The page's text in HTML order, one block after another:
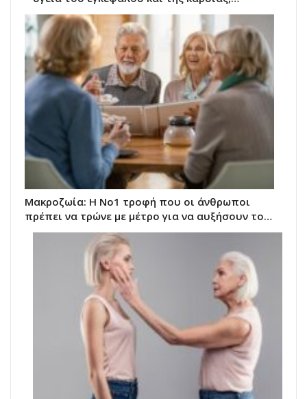
Μακροζωία: Η Νο1 τροφή που οι άνθρωποι
πρέπει να τρώνε με μέτρο για να αυξήσουν το…